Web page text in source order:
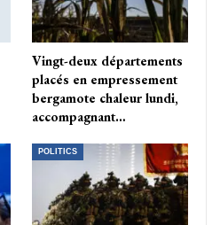
Vingt-deux départements
placés en empressement
bergamote chaleur lundi,
accompagnant…
POLITICS